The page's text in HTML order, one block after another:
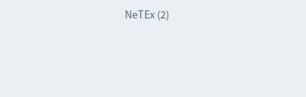
NeTEx (2)